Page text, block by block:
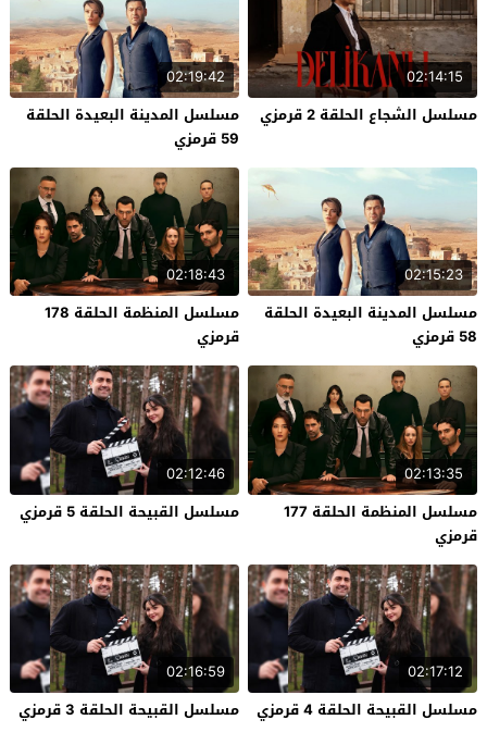
02:14:15
مسلسل الشجاع الحلقة 2 قرمزي
02:19:42
مسلسل المدينة البعيدة الحلقة
59 قرمزي
02:15:23
مسلسل المدينة البعيدة الحلقة
58 قرمزي
02:18:43
مسلسل المنظمة الحلقة 178
قرمزي
02:13:35
مسلسل المنظمة الحلقة 177
قرمزي
02:12:46
مسلسل القبيحة الحلقة 5 قرمزي
02:17:12
مسلسل القبيحة الحلقة 4 قرمزي
02:16:59
مسلسل القبيحة الحلقة 3 قرمزي